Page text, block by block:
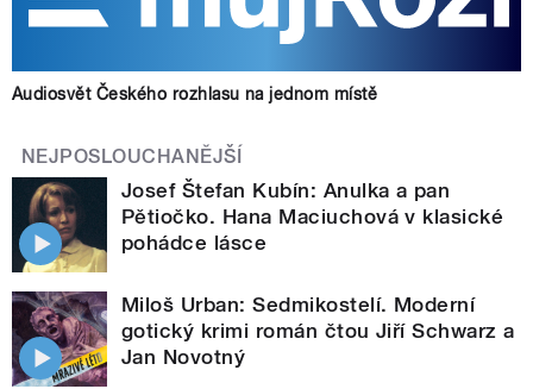
Audiosvět Českého rozhlasu na jednom místě
NEJPOSLOUCHANĚJŠÍ
Josef Štefan Kubín: Anulka a pan
Pětiočko. Hana Maciuchová v klasické
pohádce lásce
Miloš Urban: Sedmikostelí. Moderní
gotický krimi román čtou Jiří Schwarz a
Jan Novotný